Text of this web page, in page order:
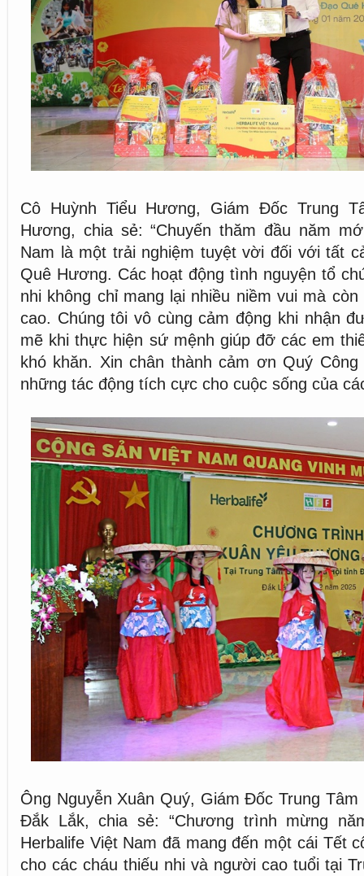
Cô Huỳnh Tiểu Hương, Giám Đốc Trung
Hương, chia sẻ: “Chuyến thăm đầu năm
Nam là một trải nghiệm tuyệt vời đối với tất
Quê Hương. Các hoạt động tình nguyện tổ
nhi không chỉ mang lại nhiều niềm vui mà
cao. Chúng tôi vô cùng cảm động khi nhận
mẽ khi thực hiện sứ mệnh giúp đỡ các em
khó khăn. Xin chân thành cảm ơn Quý
những tác động tích cực cho cuộc sống của
Ông Nguyễn Xuân Quý, Giám Đốc Trung
Đắk Lắk, chia sẻ: “Chương trình mừng
Herbalife Việt Nam đã mang đến một cái Tết
cho các cháu thiếu nhi và người cao tuổi tại